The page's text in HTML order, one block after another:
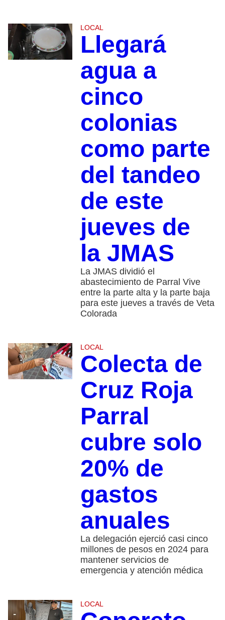
LOCAL
Llegará
agua a
cinco
colonias
como parte
del tandeo
de este
jueves de
la JMAS
La JMAS dividió el
abastecimiento de Parral Vive
entre la parte alta y la parte baja
para este jueves a través de Veta
Colorada
LOCAL
Colecta de
Cruz Roja
Parral
cubre solo
20% de
gastos
anuales
La delegación ejerció casi cinco
millones de pesos en 2024 para
mantener servicios de
emergencia y atención médica
LOCAL